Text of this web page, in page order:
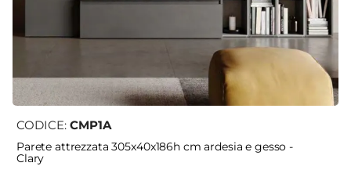
CODICE: CMP1A
Parete attrezzata 305x40x186h cm ardesia e gesso -
Clary